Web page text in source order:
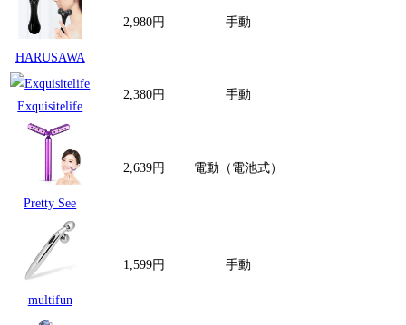
HARUSAWA
2,980円 手動
Exquisitelife
2,380円 手動
Pretty See
2,639円 電動（電池式）
multifun
1,599円 手動